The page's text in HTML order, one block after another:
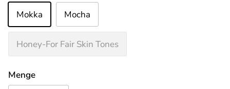
Mokka
Mocha
Honey-For Fair Skin Tones
Menge